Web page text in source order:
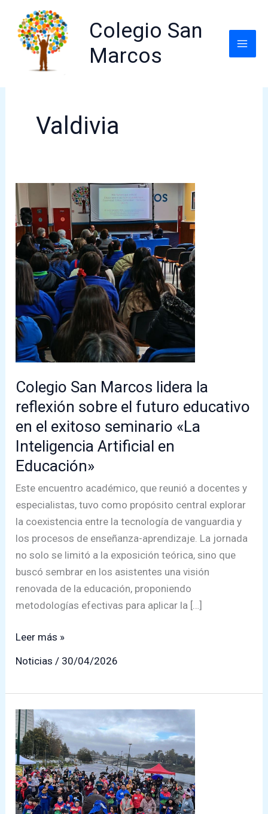
contenido
Colegio San
Marcos
Valdivia
Colegio San Marcos lidera la
reflexión sobre el futuro educativo
en el exitoso seminario «La
Inteligencia Artificial en
Educación»
Este encuentro académico, que reunió a docentes y
especialistas, tuvo como propósito central explorar
la coexistencia entre la tecnología de vanguardia y
los procesos de enseñanza-aprendizaje. La jornada
no solo se limitó a la exposición teórica, sino que
buscó sembrar en los asistentes una visión
renovada de la educación, proponiendo
metodologías efectivas para aplicar la […]
Colegio
reflexión
sobre
el
futuro
educativo
en
Leer más »
Noticias / 30/04/2026